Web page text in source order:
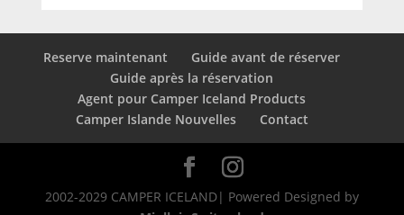
Reserve maintenant
Guide avant de réserver
Guide après la réservation
Agent pour Camper Iceland Products
Camper Islande Nouvelles
Contact
2002-2029 CAMPER ICELAND| Powered Designed by